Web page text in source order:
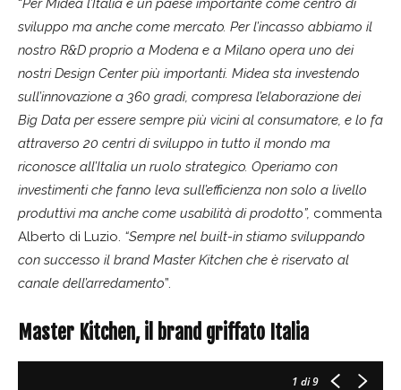
sviluppo ma anche come mercato. Per l’incasso abbiamo il
nostro R&D proprio a Modena e a Milano opera uno dei
nostri Design Center più importanti. Midea sta investendo
sull’innovazione a 360 gradi, compresa l’elaborazione dei
Big Data per essere sempre più vicini al consumatore, e lo fa
attraverso 20 centri di sviluppo in tutto il mondo ma
riconosce all’Italia un ruolo strategico. Operiamo con
investimenti che fanno leva sull’efficienza non solo a livello
produttivi ma anche come usabilità di prodotto”, commenta
Alberto di Luzio. “Sempre nel built-in stiamo sviluppando
con successo il brand Master Kitchen che è riservato al
canale dell’arredamento”.
Master Kitchen, il brand griffato Italia
1 di 9